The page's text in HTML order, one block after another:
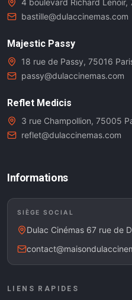
4 boulevard Richard Lenoir,
bastille@dulaccinemas.com
Majestic Passy
18 rue de Passy, 75016
passy@dulaccinemas.com
Reflet Medicis
3 rue Champollion, 75005
reflet@dulaccinemas.com
Informations
SIÈGE SOCIAL
Dulac Cinémas 67 rue de
LIENS RAPIDES